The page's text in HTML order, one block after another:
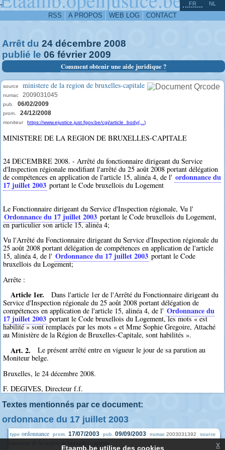
-
RSS A PROPOS WEB LOG CONTACT
FR NL
Arrêt du 24 décembre 2008
publié le 06 février 2009
Comment obtenir une aide juridique ?
source ministere de la region de bruxelles-capitale
numac 2009031045
pub. 06/02/2009
prom. 24/12/2008
moniteur https://www.ejustice.just.fgov.be/cgi/article_body(...)
MINISTERE DE LA REGION DE BRUXELLES-CAPITALE
24 DECEMBRE 2008. - Arrêté du fonctionnaire dirigeant du Service
d'Inspection régionale modifiant l'arrêté du 25 août 2008 portant délégation
de compétences en application de l'article 15, alinéa 4, de l' ordonnance du
17 juillet 2003 portant le Code bruxellois du Logement
Le Fonctionnaire dirigeant du Service d'Inspection régionale, Vu l'
Ordonnance du 17 juillet 2003 portant le Code bruxellois du Logement,
en particulier son article 15, alinéa 4;
Vu l'Arrêté du Fonctionnaire dirigeant du Service d'Inspection régionale du
25 août 2008 portant délégation de compétences en application de l'article
15, alinéa 4, de l' Ordonnance du 17 juillet 2003 portant le Code
bruxellois du Logement;
Arrête :
Article 1er.
Dans l'article 1er de l'Arrêté du Fonctionnaire dirigeant du
Service d'Inspection régionale du 25 août 2008 portant délégation de
compétences en application de l'article 15, alinéa 4, de l' Ordonnance du
17 juillet 2003 portant le Code bruxellois du Logement, les mots « est
habilité » sont remplacés par les mots « et Mme Sophie Gregoire, Attaché
au Ministère de la Région de Bruxelles-Capitale, sont habilités ».
Art. 2.
Le présent arrêté entre en vigueur le jour de sa parution au
Moniteur belge.
Bruxelles, le 24 décembre 2008.
F. DEGIVES, Directeur f.f.
Textes mentionnés par ce document:
ordonnance du 17 juillet 2003
type ordonnance prom. 17/07/2003 pub. 09/09/2003 numac 2003031392 source
^
Etaamb.be utilise des cookies x